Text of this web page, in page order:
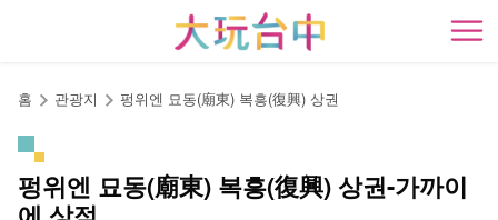
開
홈 관광지 펑위엔 묘동(廟東) 복흥(復興) 상권
펑위엔 묘동(廟東) 복흥(復興) 상권-가까이